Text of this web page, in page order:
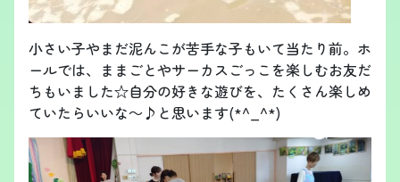
小さい子やまだ泥んこが苦手な子もいて当たり前。ホ
ールでは、ままごとやサーカスごっこを楽しむお友だ
ちもいました☆自分の好きな遊びを、たくさん楽しめ
ていたらいいな～♪と思います(*^_^*)